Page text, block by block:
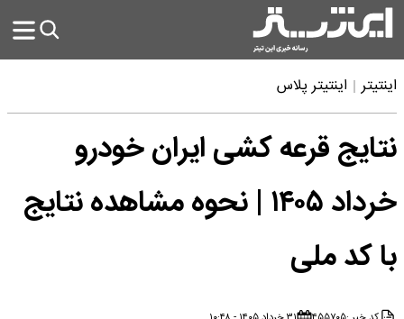
اینتیتر اینتیتر پلاس
نتایج قرعه کشی ایران خودرو
خرداد ۱۴۰۵ | نحوه مشاهده نتایج
با کد ملی